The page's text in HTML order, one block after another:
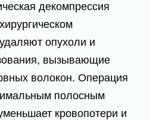
декомпрессия
опухоли и
вызывающие
волокон. Операция
полосным
кровопотери и